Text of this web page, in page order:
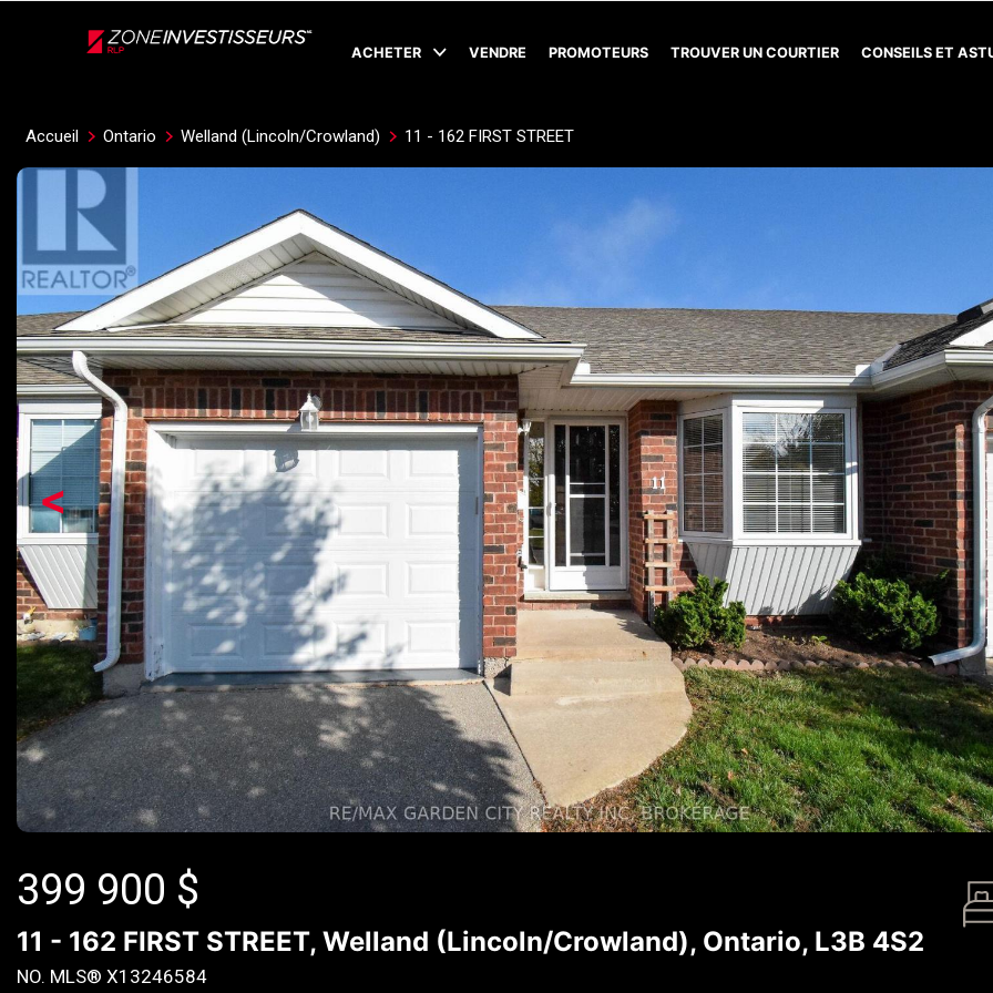
ACHETER VENDRE PROMOTEURS TROUVER UN COURTIER CONSEILS ET
Accueil Ontario Welland (Lincoln/Crowland) 11 - 162 FIRST STREET
<
399 900 $
11 - 162 FIRST STREET, Welland (Lincoln/Crowland), Ontario, L3B 4S2
NO. MLS® X13246584